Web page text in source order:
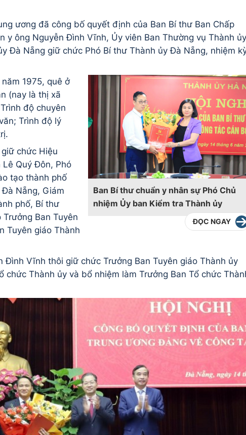
ương đã công bố quyết định của Ban Bí thư Ban Chấp
y ông Nguyễn Đình Vĩnh, Ủy viên Ban Thường vụ Thành
Đà Nẵng giữ chức Phó Bí thư Thành ủy Đà Nẵng, nhiệm
Ban Bí thư chuẩn y nhân sự Phó Chủ
nhiệm Ủy ban Kiểm tra Thành ủy
ĐỌC NGAY
1975, quê ở
(nay là thị xã
độ chuyên
Trình độ lý
chức Hiệu
Quý Đôn, Phó
tạo thành phố
Nẵng, Giám
phố, Bí thư
Trưởng Ban Tuyên
Tuyên giáo Thành
Đình Vĩnh thôi giữ chức Trưởng Ban Tuyên giáo Thành ủy
chức Thành ủy và bổ nhiệm làm Trưởng Ban Tổ chức